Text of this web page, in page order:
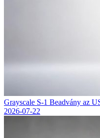
Grayscale S-1 Beadvány az
2026-07-22